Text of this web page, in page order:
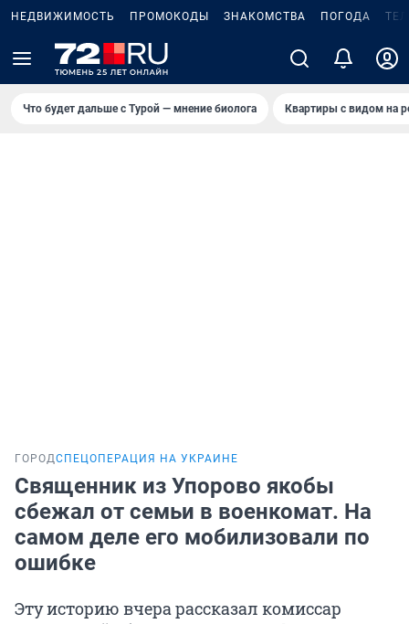
НЕДВИЖИМОСТЬ ПРОМОКОДЫ ЗНАКОМСТВА ПОГОДА
Что будет дальше с Турой — мнение биолога Квартиры с видом на
ГОРОДСПЕЦОПЕРАЦИЯ НА УКРАИНЕ
Священник из Упорово якобы
сбежал от семьи в военкомат. На
самом деле его мобилизовали по
ошибке
Эту историю вчера рассказал комиссар